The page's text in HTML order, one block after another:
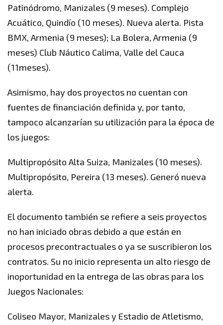
Patinódromo, Manizales (9 meses). Complejo
Acuático, Quindío (10 meses). Nueva alerta. Pista
BMX, Armenia (9 meses); La Bolera, Armenia (9
meses) Club Náutico Calima, Valle del Cauca
(11meses).
Asimismo, hay dos proyectos no cuentan con
fuentes de financiación definida y, por tanto,
tampoco alcanzarían su utilización para la época de
los juegos:
Multipropósito Alta Suiza, Manizales (10 meses).
Multipropósito, Pereira (13 meses). Generó nueva
alerta.
El documento también se refiere a seis proyectos
no han iniciado obras debido a que están en
procesos precontractuales o ya se suscribieron los
contratos. Su no inicio representa un alto riesgo de
inoportunidad en la entrega de las obras para los
Juegos Nacionales:
Coliseo Mayor, Manizales y Estadio de Atletismo,